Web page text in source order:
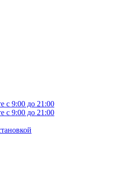
с 9:00 до 21:00
с 9:00 до 21:00